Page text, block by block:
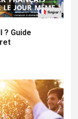
? Guide